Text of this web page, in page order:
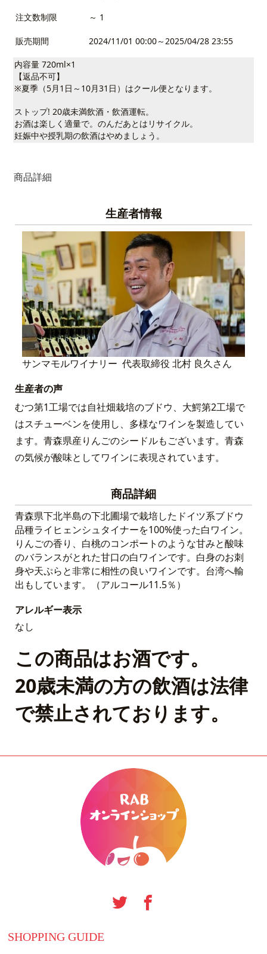
注文数制限 ～ 1
販売期間 2024/11/01 00:00～2025/04/28 23:55
内容量 720ml×1
【返品不可】
※夏季（5月1日～10月31日）はクール便となります。
ストップ! 20歳未満飲酒・飲酒運転。
お酒は楽しく適量で。のんだあとはリサイクル。
妊娠中や授乳期の飲酒はやめましょう。
商品詳細
生産者情報
サンマモルワイナリー 代表取締役 北村 良久さん
生産者の声
むつ第1工場では自社畑栽培のブドウ、大鰐第2工場で
はスチューベンを使用し、多様なワインを製造してい
ます。青森県産りんごのシードルもございます。青森
の気候が酸味としてワインに表現されています。
商品詳細
青森県下北半島の下北圃場で栽培したドイツ系ブドウ
品種ライヒェンシュタイナーを100%使った白ワイン。
りんごの香り、白桃のコンポートのような甘みと酸味
のバランスがとれた甘口の白ワインです。白身のお刺
身や天ぷらと非常に相性の良いワインです。台湾へ輸
出もしています。（アルコール11.5％）
アレルギー表示
なし
この商品はお酒です。
20歳未満の方の飲酒は法律
で禁止されております。
SHOPPING GUIDE